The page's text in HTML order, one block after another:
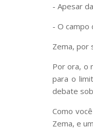
- Apesar
- O campo
Zema, por
Por ora, o
para o
debate
Como
Zema, e